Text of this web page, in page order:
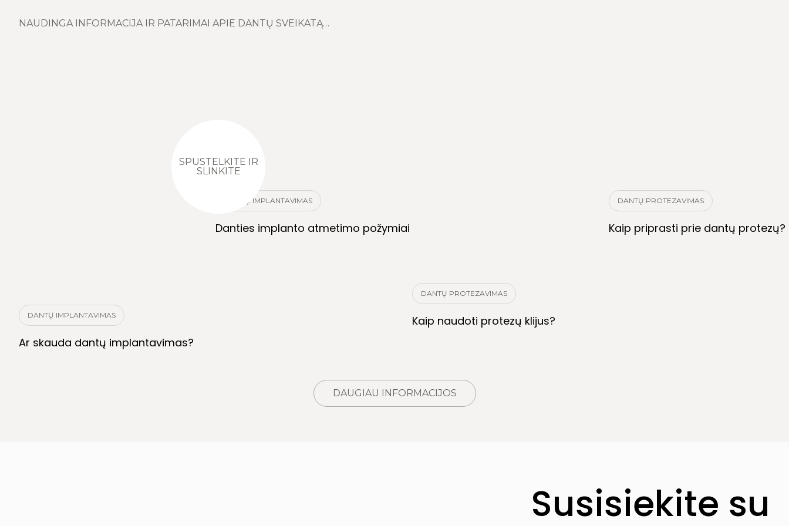
NAUDINGA INFORMACIJA IR PATARIMAI APIE DANTŲ SVEIKATĄ…
DANTŲ IMPLANTAVIMAS
Ar skauda dantų implantavimas?
DANTŲ IMPLANTAVIMAS
Danties implanto atmetimo požymiai
DANTŲ PROTEZAVIMAS
Kaip naudoti protezų klijus?
DANTŲ PROTEZAVIMAS
Kaip priprasti prie dantų protezų?
SPUSTELKITE IR
SLINKITE
DAUGIAU INFORMACIJOS
Susisiekite su